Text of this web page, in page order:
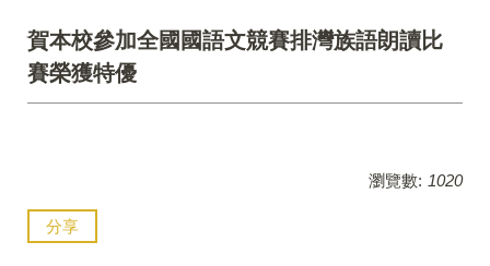
賀本校參加全國國語文競賽排灣族語朗讀比
賽榮獲特優
瀏覽數: 1020
分享